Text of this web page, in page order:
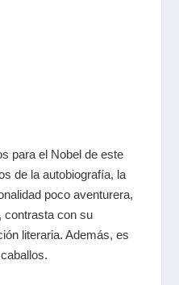
para el Nobel de este
de la autobiografía, la
poco aventurera,
contrasta con su
literaria. Además, es